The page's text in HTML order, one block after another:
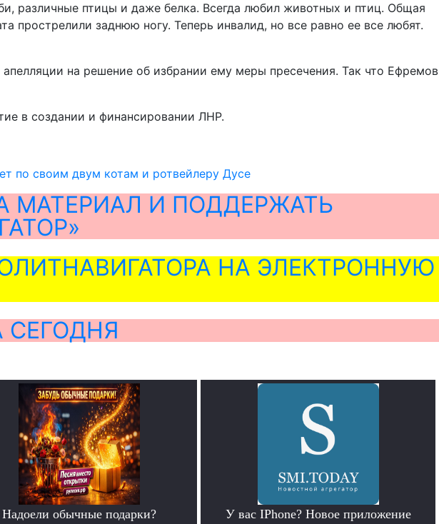
различные птицы и даже белка. Всегда любил животных и птиц. Общая
прострелили заднюю ногу. Теперь инвалид, но все равно ее все любят.
на решение об избрании ему меры пресечения. Так что Ефремов
в создании и финансировании ЛНР.
по своим двум котам и ротвейлеру Дусе
МАТЕРИАЛ И ПОДДЕРЖАТЬ
НА ЭЛЕКТРОННУЮ
СЕГОДНЯ
Надоели обычные подарки?
У вас IPhone? Новое приложение